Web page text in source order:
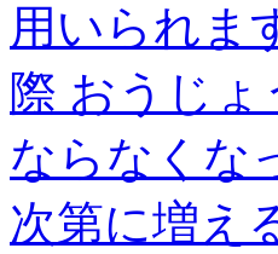
用いられま
際 おうじ
ならなくな
次第に増え